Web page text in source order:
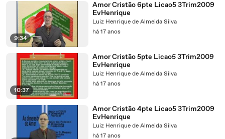
9:34
Amor Cristão 6pte Licao5 3Trim2009
EvHenrique
Luiz Henrique de Almeida Silva
há 17 anos
10:37
Amor Cristão 5pte Licao5 3Trim2009
EvHenrique
Luiz Henrique de Almeida Silva
há 17 anos
Amor Cristão 4pte Licao5 3Trim2009
EvHenrique
Luiz Henrique de Almeida Silva
há 17 anos